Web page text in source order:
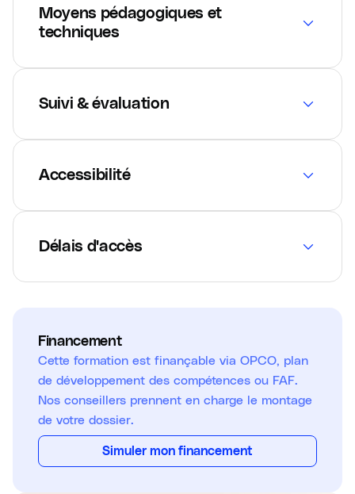
Moyens pédagogiques et
techniques
Suivi & évaluation
Accessibilité
Délais d'accès
Financement
Cette formation est finançable via OPCO, plan
de développement des compétences ou FAF.
Nos conseillers prennent en charge le montage
de votre dossier.
Simuler mon financement